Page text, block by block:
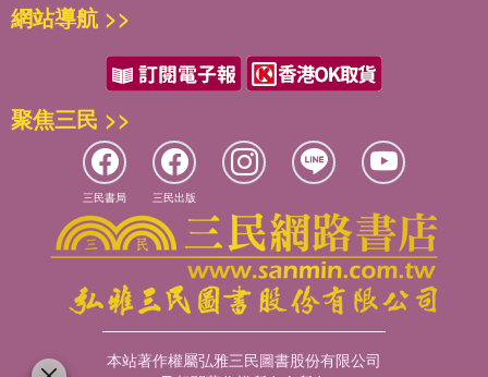
網站導航 >>
聚焦三民 >>
三民書局 三民出版
本站著作權屬弘雅三民圖書股份有限公司